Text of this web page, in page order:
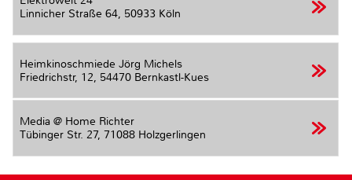
Linnicher Straße 64, 50933 Köln
Heimkinoschmiede Jörg Michels
Friedrichstr, 12, 54470 Bernkastl-Kues
Media @ Home Richter
Tübinger Str. 27, 71088 Holzgerlingen